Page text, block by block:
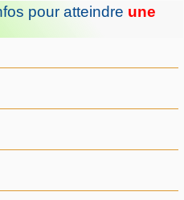
pour atteindre une